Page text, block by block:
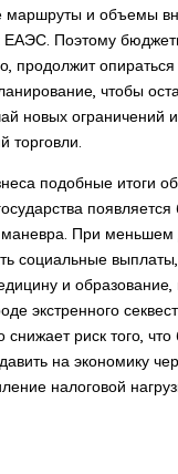
маршруты и объемы
ЕАЭС. Поэтому
продолжит
чтобы
новых ограничений
торговли.
подобные итоги
маневра. При
социальные выплаты,
и образование,
экстренного
риск того,
на экономику
налоговой